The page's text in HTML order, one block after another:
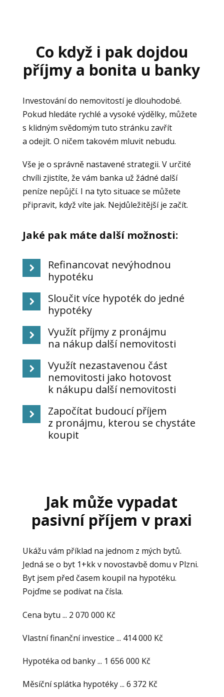
Co když i pak dojdou
příjmy a bonita u banky
Investování do nemovitostí je dlouhodobé.
Pokud hledáte rychlé a vysoké výdělky, můžete
s klidným svědomým tuto stránku zavřít
a odejít. O ničem takovém mluvit nebudu.
Vše je o správně nastavené strategii. V určité
chvíli zjistíte, že vám banka už žádné další
peníze nepůjčí. I na tyto situace se můžete
připravit, když víte jak. Nejdůležitější je začít.
Jaké pak máte další možnosti:
Refinancovat nevýhodnou
hypotéku
Sloučit více hypoték do jedné
hypotéky
Využít příjmy z pronájmu
na nákup další nemovitosti
Využít nezastavenou část
nemovitosti jako hotovost
k nákupu další nemovitosti
Započítat budoucí příjem
z pronájmu, kterou se chystáte
koupit
Jak může vypadat
pasivní příjem v praxi
Ukážu vám příklad na jednom z mých bytů.
Jedná se o byt 1+kk v novostavbě domu v Plzni.
Byt jsem před časem koupil na hypotéku.
Pojďme se podívat na čísla.
Cena bytu ... 2 070 000 Kč
Vlastní finanční investice ... 414 000 Kč
Hypotéka od banky ... 1 656 000 Kč
Měsíční splátka hypotéky ... 6 372 Kč